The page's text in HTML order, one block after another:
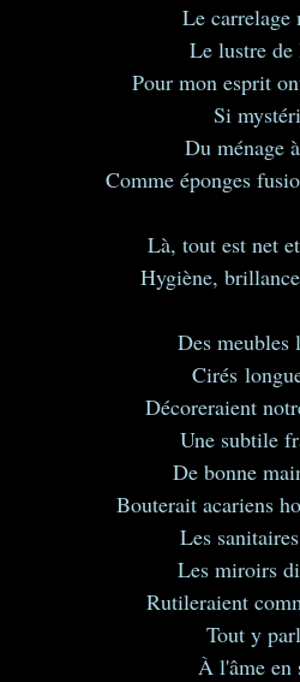
Le carrelage
Le lustre de
Pour mon esprit
Si
Du ménage
Comme éponges
Là, tout est net
Hygiène,
Des meubles
Cirés
Décoreraient
Une subtile
De bonne
Bouterait acariens
Les
Les miroirs
Rutileraient
Tout y
À l'âme en